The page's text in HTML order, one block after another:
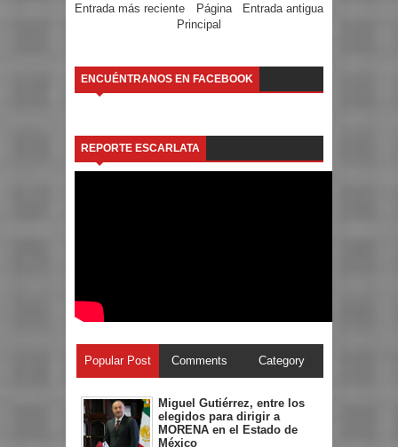
Entrada más reciente Entrada antigua
Página
Principal
ENCUÉNTRANOS EN FACEBOOK
REPORTE ESCARLATA
Popular Post Comments Category
Miguel Gutiérrez, entre los
elegidos para dirigir a
MORENA en el Estado de
México